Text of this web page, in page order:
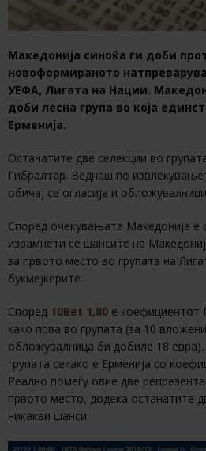
Македонија синоќа ги доби
новоформираното
УЕФА, Лигата на Нации.
доби лесна група во која
Ерменија.
Останатите две селекции во
Гибралтар. Веднаш по
обичај се огласија и
Според очекувањата Македонија е
израмнети се шансите на
за првото место во групата на
букмејкерите.
Според 10Bet 1,80 е коефициентот
како прва во групата (за 10
обложувалница би добиле 18
групата секако е Ерменија со
Реално помеѓу овие две
првото место, додека останатите
никакви шанси.